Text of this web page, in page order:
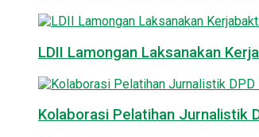
LDII Lamongan Laksanakan
Kolaborasi Pelatihan Jurnalistik